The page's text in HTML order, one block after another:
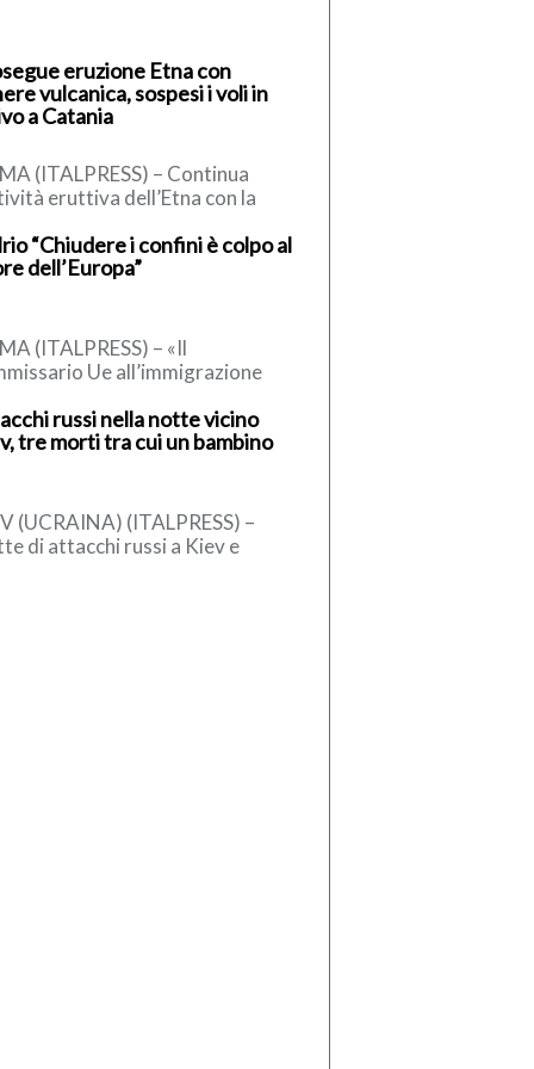
eruzione Etna con
vulcanica, sospesi i voli in
a Catania
(ITALPRESS) – Continua
eruttiva dell’Etna con la
in atmosfera. L’Istituto
di Geofisica […]
“Chiudere i confini è colpo al
dell’Europa”
(ITALPRESS) – «Il
Ue all’immigrazione
sospensione dell’accordo di
può essere […]
russi nella notte vicino
tre morti tra cui un bambino
(UCRAINA) (ITALPRESS) –
di attacchi russi a Kiev e